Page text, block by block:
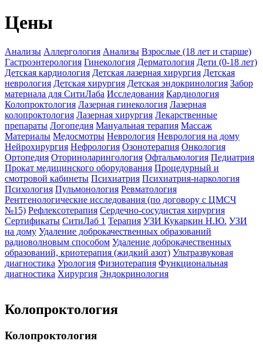
Цены
Анализы Аллергология Анализы Взрослые (18 лет и старше)
Гастроэнтерология Гинекология Дерматология Дети (0-18 лет)
Детская кардиология Детская лазерная хирургия Детская
неврология Детская хирургия Детская эндокринология Забор
материала для СитиЛаба Исследования Кардиология
Колопроктология Лазерная гинекология Лазерная
колопроктология Лазерная хирургия Лекарственные
препараты Логопедия Мануальная терапия Массаж
Материалы Медосмотры Неврология Неврология на дому
Нейрохирургия Нефрология Озонотерапия Онкология
Ортопедия Оториноларингология Офтальмология Педиатрия
Прокат медицинского оборудования Процедурный и
смотровой кабинеты Психиатрия Психиатрия-наркология
Психология Пульмонология Ревматология
Рентгенологические исследования (по договору с ЦМСЧ
№15) Рефлексотерапия Сердечно-сосудистая хирургия
Сертификаты СитиЛаб 1 Терапия УЗИ Кукаркин Н.Ю. УЗИ
на дому Удаление доброкачественных образований
радиоволновым способом Удаление доброкачественных
образований, криотерапия (жидкий азот) Ультразвуковая
диагностика Урология Физиотерапия Функциональная
диагностика Хирургия Эндокринология
Колопроктология
Колопроктология